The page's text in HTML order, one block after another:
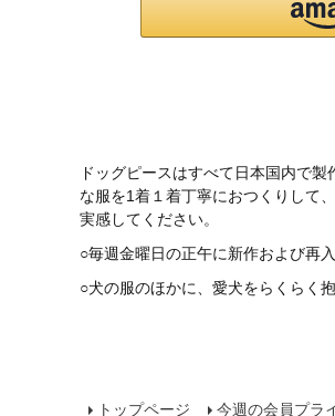
ドッグピースはすべて日本国内で
な服を1着１着丁寧におつくりして
実感してください。
○毎週金曜日の正午に新作および再
○犬の服のほかに、愛犬をらくらく
トップページ 今週の会員プラ